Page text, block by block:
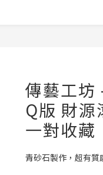
傳藝工坊
Q版 財源
一對收藏
青砂石製作，超有質